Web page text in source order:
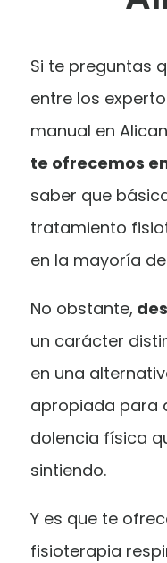
Si te preguntas
entre los
manual en
te ofrecemos
saber que
tratamiento
en la mayoría
No obstante,
un carácter
en una
apropiada para
dolencia física
sintiendo.
Y es que te
fisioterapia